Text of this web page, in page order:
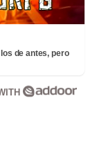
de antes, pero